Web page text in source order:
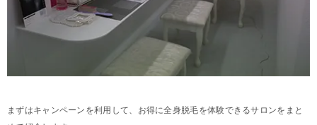
まずはキャンペーンを利用して、お得に全身脱毛を体験できるサロンをまと